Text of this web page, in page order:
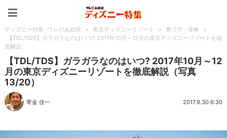
ディズニー特集 -ウレぴあ総研 > 東京ディズニーリゾート > 裏ワザ・攻略
>
【TDL/TDS】ガラガラなのはいつ? 2017年10月～12月の東京ディズニーリゾートを徹
底解説
【TDL/TDS】ガラガラなのはいつ? 2017年10月～12
月の東京ディズニーリゾートを徹底解説（写真
13/20）
寄金 佳一 2017.9.30 6:30